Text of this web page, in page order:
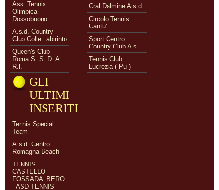
Ass. Tennis
Olimpica
Dossobuono
A.s.d. Country
Club Colle Labirinto
Queen's Club
Roma S. S. D. A
R.l.
Cral Dalmine A.s.d.
Circolo Tennis
Cantu'
Sport Centro
Country Club A.s.
Tennis Club
Lucrezia ( Pu )
GLI
ULTIMI
INSERITI
Tennis Special
Team
A.s.d. Centro
Romagna Beach
TENNIS
CASTELLO
FOSSADALBERO
- ASD TENNIS